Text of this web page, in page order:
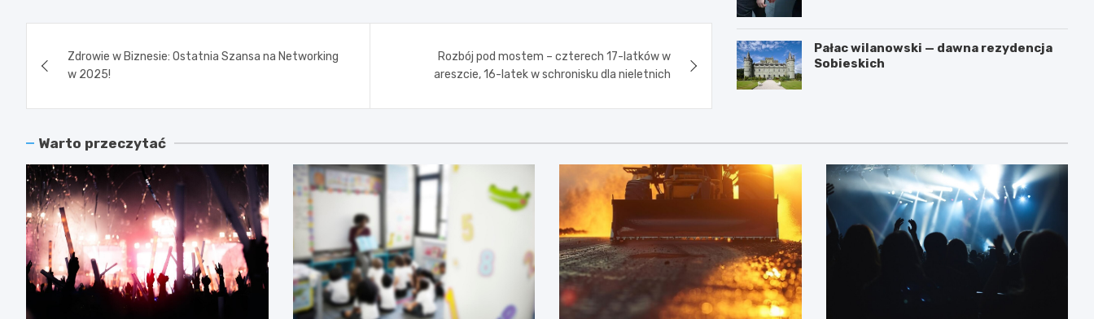
wpisu
Zdrowie w Biznesie: Ostatnia Szansa na Networking
w 2025!
Rozbój pod mostem – czterech 17-latków w
areszcie, 16-latek w schronisku dla nieletnich
Pałac wilanowski — dawna rezydencja
Sobieskich
Warto przeczytać